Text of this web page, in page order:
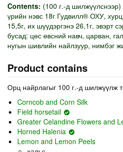
Contents: (100 г.-д
үрийн нэвс 18г Гудвилл® ОХУ,
15,5г, их шүүдэргэнэ 26,1г, эвэрт
бусад: цөс өвсний навч, царван,
нугын шивлийн найлзуур, нимбэг
Product contains
Орц найрлагыг 100 г.-д шилжүүлж
Corncob and Corn Silk
Field horsetail
Greater Celandine Flowers and
Horned Halenia
Lemon and Lemon Peels